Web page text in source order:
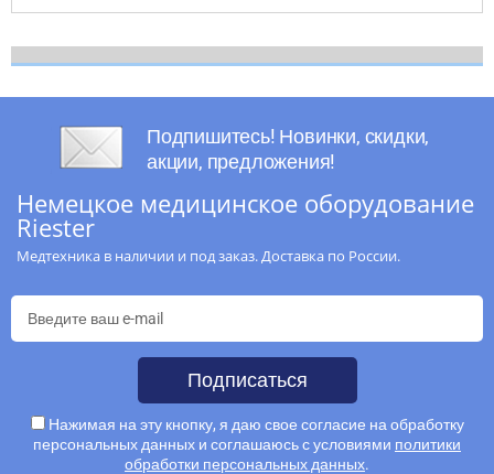
Подпишитесь! Новинки, скидки,
акции, предложения!
Немецкое медицинское оборудование
Riester
Медтехника в наличии и под заказ. Доставка по России.
Подписаться
Нажимая на эту кнопку, я даю свое согласие на обработку
персональных данных и соглашаюсь с условиями политики
обработки персональных данных.